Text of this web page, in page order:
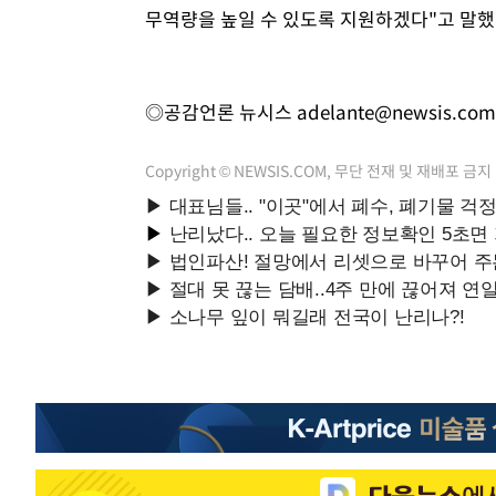
무역량을 높일 수 있도록 지원하겠다"고 말
◎공감언론 뉴시스 adelante@newsis.com
Copyright © NEWSIS.COM, 무단 전재 및 재배포 금지